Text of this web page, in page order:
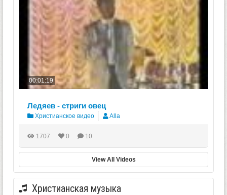
00:01:19
Ледяев - стриги овец
Христианское видео Alla
1707 0 10
View All Videos
Христианская музыка